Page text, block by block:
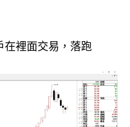
在裡面交易，落跑